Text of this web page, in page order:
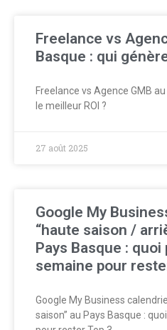
Freelance vs
Basque : qui
Freelance vs Agence GMB
le meilleur ROI ?
27 août 2025
Google My
“haute saison /
Pays Basque :
semaine pour
Google My Business
saison” au Pays Basque :